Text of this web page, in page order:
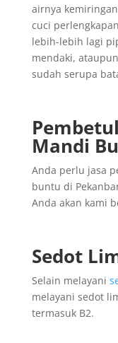
airnya
cuci
lebih-lebih lagi
mendaki,
sudah serupa
Mandi
Anda perlu jasa
buntu di
Anda akan kami
Sedot
Selain melayani
melayani sedot
termasuk B2.